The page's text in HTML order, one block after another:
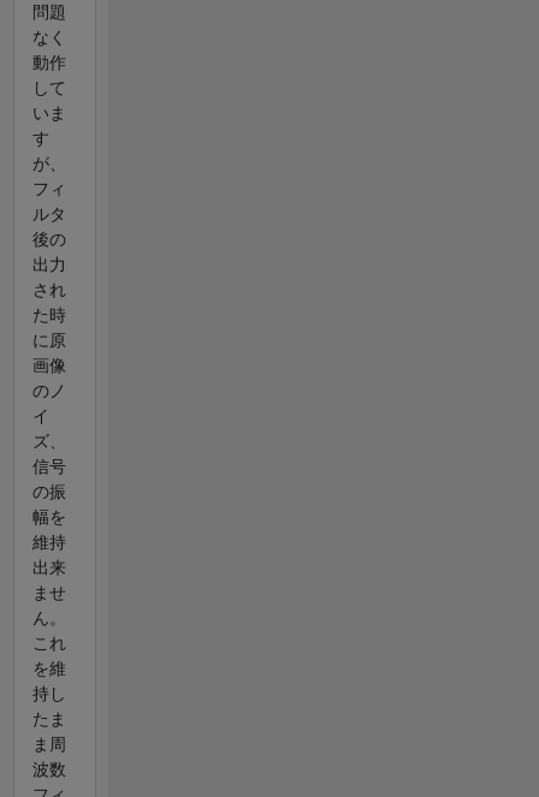
問題
なく
動作
して
いま
す
が、
フィ
ルタ
後の
出力
され
た時
に原
画像
のノ
イ
ズ、
信号
の振
幅を
維持
出来
ませ
ん。
これ
を維
持し
たま
ま周
波数